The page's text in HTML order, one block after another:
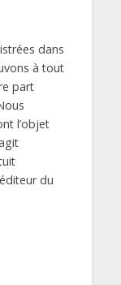
dans
à tout
part
l’objet
du